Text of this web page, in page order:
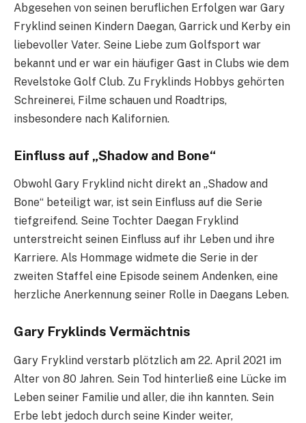
Abgesehen von seinen beruflichen Erfolgen war Gary
Fryklind seinen Kindern Daegan, Garrick und Kerby ein
liebevoller Vater. Seine Liebe zum Golfsport war
bekannt und er war ein häufiger Gast in Clubs wie dem
Revelstoke Golf Club. Zu Fryklinds Hobbys gehörten
Schreinerei, Filme schauen und Roadtrips,
insbesondere nach Kalifornien.
Einfluss auf „Shadow and Bone“
Obwohl Gary Fryklind nicht direkt an „Shadow and
Bone“ beteiligt war, ist sein Einfluss auf die Serie
tiefgreifend. Seine Tochter Daegan Fryklind
unterstreicht seinen Einfluss auf ihr Leben und ihre
Karriere. Als Hommage widmete die Serie in der
zweiten Staffel eine Episode seinem Andenken, eine
herzliche Anerkennung seiner Rolle in Daegans Leben.
Gary Fryklinds Vermächtnis
Gary Fryklind verstarb plötzlich am 22. April 2021 im
Alter von 80 Jahren. Sein Tod hinterließ eine Lücke im
Leben seiner Familie und aller, die ihn kannten. Sein
Erbe lebt jedoch durch seine Kinder weiter,